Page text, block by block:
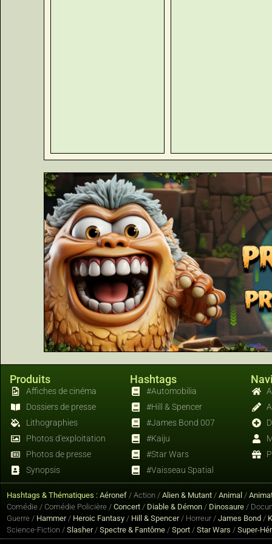
Produits
Affiches de cinéma
Dossiers de presse
Lithographies
Photos d'exploitation
Photos de presse
Synopsis
Hashtags
#Automobilia
#Hill & Spencer
#James Bond 007
#Kaiju
#Star Wars
#Vaisseau Spatial
Hashtags & Thématiques : Aéronef / Action / Alien & Mutant / Animal /
Comédie / Comédie Policière / Concert / Diable & Démon / Dinosaure /
Guerre / Hammer/ Heroic Fantasy / Hill & Spencer/ Horreur / James Bond /
Science-Fiction / Slasher/ Spectre & Fantôme / Sport / Star Wars / Super-